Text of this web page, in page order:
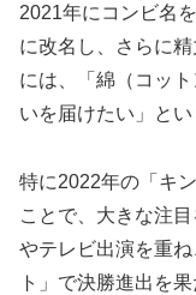
2021年にコンビ名
に改名し、さらに
には、「綿（コッ
いを届けたい」と
特に2022年の「キ
ことで、大きな注
やテレビ出演を重
ト」で決勝進出を